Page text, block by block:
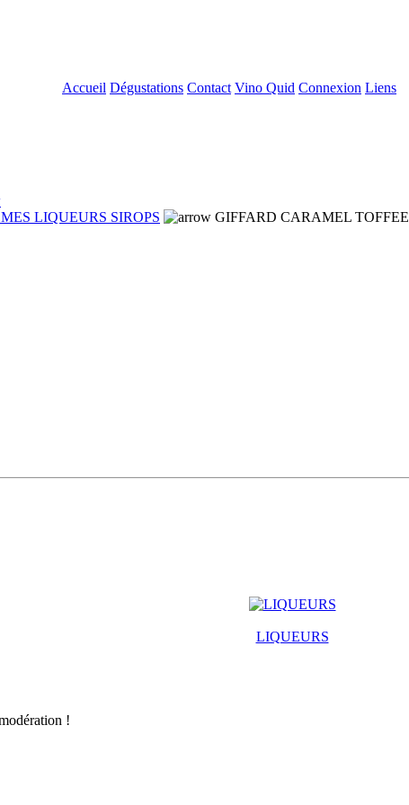
Accueil Dégustations Contact Vino Quid Connexion Liens
LIQUEURS SIROPS GIFFARD CARAMEL TOFFEE
LIQUEURS
!